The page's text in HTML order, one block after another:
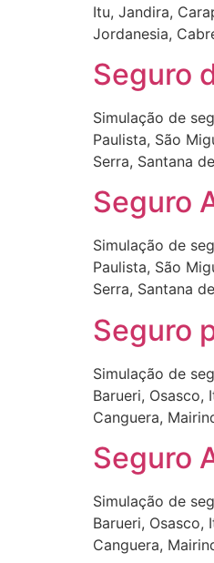
Itu, Jandira,
Jordanesia,
Seguro
Simulação de
Paulista, São
Serra, Santana
Seguro
Simulação de
Paulista, São
Serra, Santana
Seguro
Simulação de
Barueri, Osasco,
Canguera,
Seguro
Simulação de
Barueri, Osasco,
Canguera,